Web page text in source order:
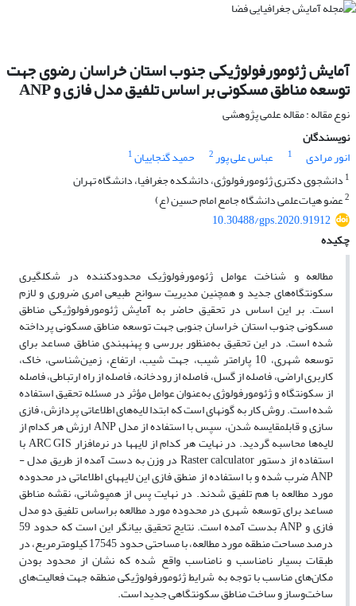
آمایش ژئومورفولوژیکی جنوب استان خراسان رضوی جهت
توسعه مناطق مسکونی بر اساس تلفیق مدل فازی و ANP
نوع مقاله : مقاله علمی پژوهشی
نویسندگان
انور مرادی
1 عباس علی پور2 حمید گنجاییان1
1 دانشجوی دکتری ژئومورفولوژی، دانشکده جغرافیا، دانشگاه تهران
2عضو هیات‌علمی دانشگاه جامع امام حسین (ع)
10.30488/gps.2020.91912
چکیده
مطالعه و شناخت عوامل ژئومورفولوژیک محدودکننده در شکل­گیری
سکونتگاه‌های جدید و همچنین مدیریت سوانح طبیعی امری ضروری و لازم
است. بر این اساس در تحقیق حاضر به آمایش ژئومورفولوژیکی مناطق
مسکونی جنوب استان خراسان جنوبی جهت توسعه مناطق مسکونی پرداخته
شده است. در این تحقیق به‌منظور بررسی و پهنه­بندی مناطق مساعد برای
توسعه شهری، 10 پارامتر شیب، جهت شیب، ارتفاع، زمین‌شناسی، خاک،
کاربری اراضی، فاصله از گسل، فاصله از رودخانه، فاصله از راه ارتباطی، فاصله
از سکونتگاه و ژئومورفولوژی به‌عنوان عوامل مؤثر در مسئله تحقیق استفاده
شده است. روش کار به گونه­ای است که ابتدا لایه‌های اطلاعاتی پردازش، فازی
سازی و قابل­مقایسه شدن، سپس با استفاده از مدل ANP ارزش هر کدام از
لایه‌ها محاسبه گردید. در نهایت هر کدام از لایه­ها در نرم­افزار ARC GIS با
استفاده از دستور Raster calculator در وزن به دست آمده از طریق مدل ­
ANP ضرب شده و با استفاده از منطق فازی این لایه­های اطلاعاتی در محدوده
مورد مطالعه با هم تلفیق شدند. در نهایت پس از همپوشانی، نقشه مناطق
مساعد برای توسعه شهری در محدوده مورد مطالعه براساس تلفیق دو مدل
فازی و ANP بدست آمده است. نتایج تحقیق بیانگر این است که حدود 59
درصد مساحت منطقه مورد مطالعه، با مساحتی حدود 17545 کیلومترمربع، در
طبقات بسیار نامناسب و نامناسب واقع شده که نشان از محدود بودن
مکان‌های مناسب با توجه به شرایط ژئومورفولوژیکی منطقه جهت فعالیت‌های
ساخت‌وساز و ساخت مناطق سکونتگاهی جدید است.